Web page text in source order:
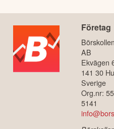
Företag
AB
Ekvägen
141 30
Sverige
Org.nr:
5141